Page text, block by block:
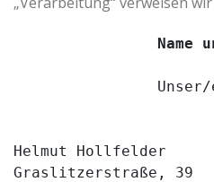
Name
Helmut Hollfelder
Graslitzerstraße, 39